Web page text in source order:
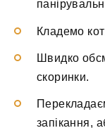
Кладемо
Швидко
скоринки.
запікання,